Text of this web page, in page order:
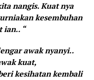
nangis. Kuat nya
kesembuhan
ian.. “
awak nyanyi..
kuat,
kesihatan kembali